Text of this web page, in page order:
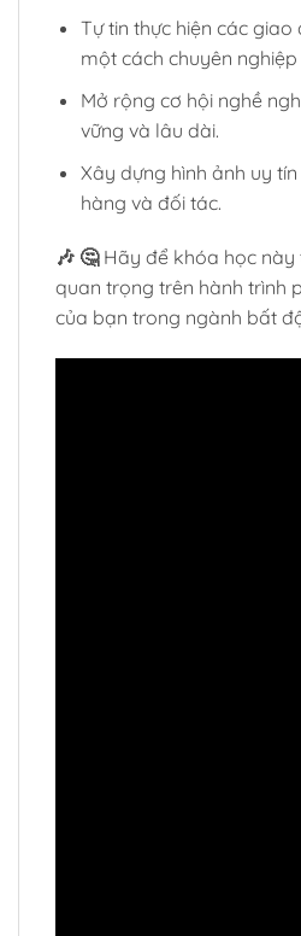
Tự tin thực hiện các
một cách chuyên
Mở rộng cơ hội nghề
vững và lâu dài.
Xây dựng hình ảnh uy
hàng và đối tác.
🎶 🤔 Hãy để khóa học
quan trọng trên hành trình
của bạn trong ngành bất